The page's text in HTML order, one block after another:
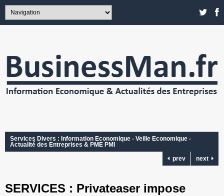
Services Divers : Information Economique - Veille Economique -
Actualité des Entreprises & PME PMI
prev
next
SERVICES : Privateaser impose